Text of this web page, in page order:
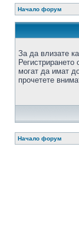
Начало форум
За да влизате
могат да имат
прочетете
Начало форум